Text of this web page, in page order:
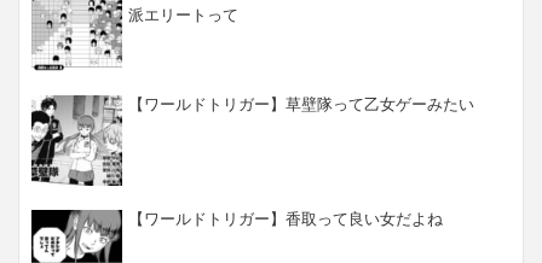
派エリートって
【ワールドトリガー】草壁隊って乙女ゲーみたい
【ワールドトリガー】香取って良い女だよね